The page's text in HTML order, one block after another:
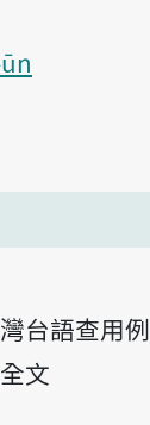
台語查用例
文